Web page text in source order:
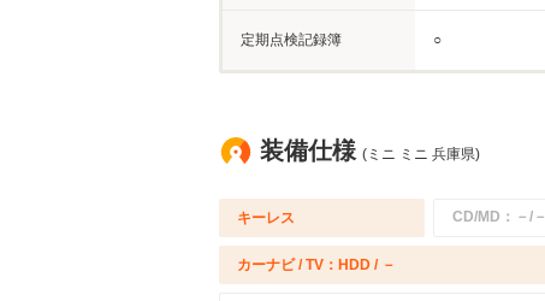
定期点検記録簿 ○
装備仕様 (ミニ ミニ 兵庫県)
キーレス CD/MD：－/－
カーナビ / TV：HDD / －